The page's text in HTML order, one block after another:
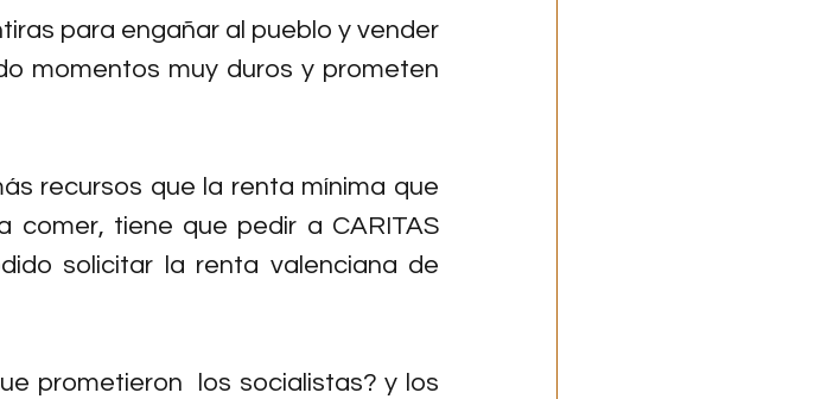
para engañar al pueblo y vender
momentos muy duros y prometen
recursos que la renta mínima que
comer, tiene que pedir a CARITAS
solicitar la renta valenciana de
prometieron  los socialistas? y los